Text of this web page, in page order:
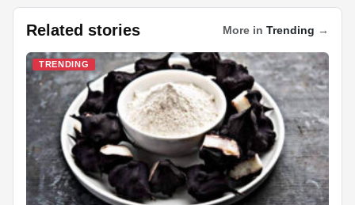
c
e
b
o
o
k
at
s
A
p
p
k
e
dI
n
e
p
c
h
at
er
e
st
d
di
t
ar
e
Related stories More in Trending →
TRENDING